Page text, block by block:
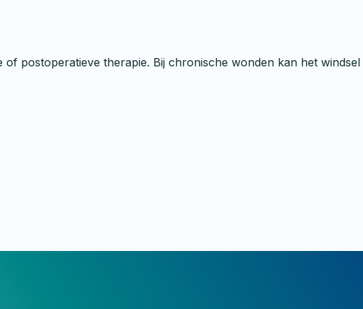
postoperatieve therapie. Bij chronische wonden kan het